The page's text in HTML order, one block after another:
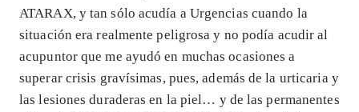
ATARAX, y tan sólo acudía a Urgencias cuando la
situación era realmente peligrosa y no podía acudir al
acupuntor que me ayudó en muchas ocasiones a
superar crisis gravísimas, pues, además de la urticaria y
las lesiones duraderas en la piel… y de las permanentes